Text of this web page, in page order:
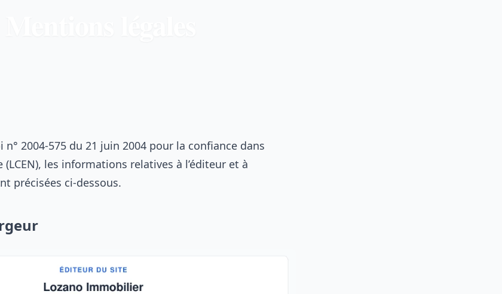
2004-575 du 21 juin 2004 pour la confiance dans
(LCEN), les informations relatives à l’éditeur et à
précisées ci-dessous.